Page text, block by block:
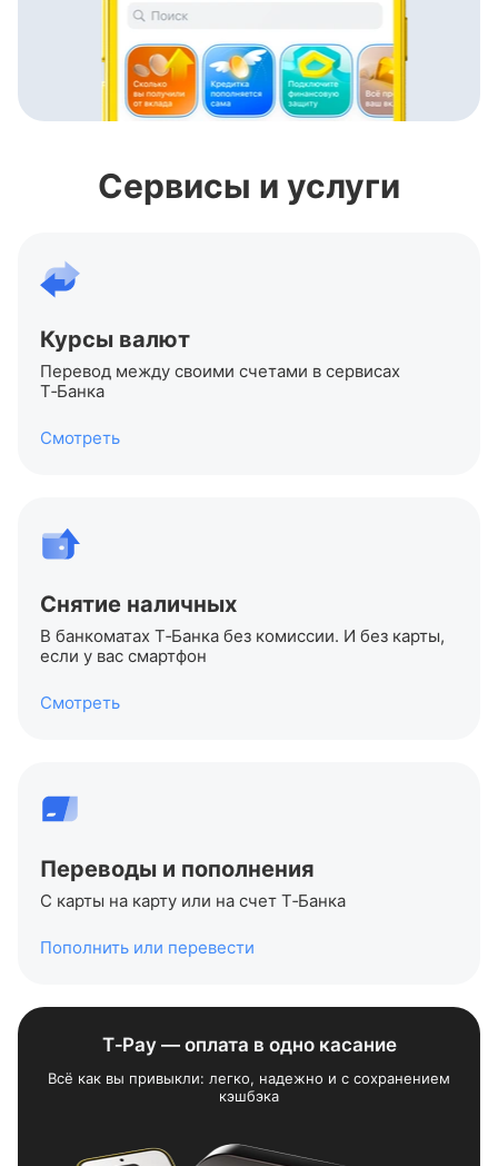
Сервисы и услуги
Курсы валют
Перевод между своими счетами в сервисах
Т‑Банка
Смотреть
Снятие наличных
В банкоматах Т‑Банка без комиссии. И без карты,
если у вас смартфон
Смотреть
Переводы и пополнения
С карты на карту или на счет Т‑Банка
Пополнить или перевести
T‑Pay — оплата в одно касание
Всё как вы привыкли: легко, надежно и с сохранением
кэшбэка